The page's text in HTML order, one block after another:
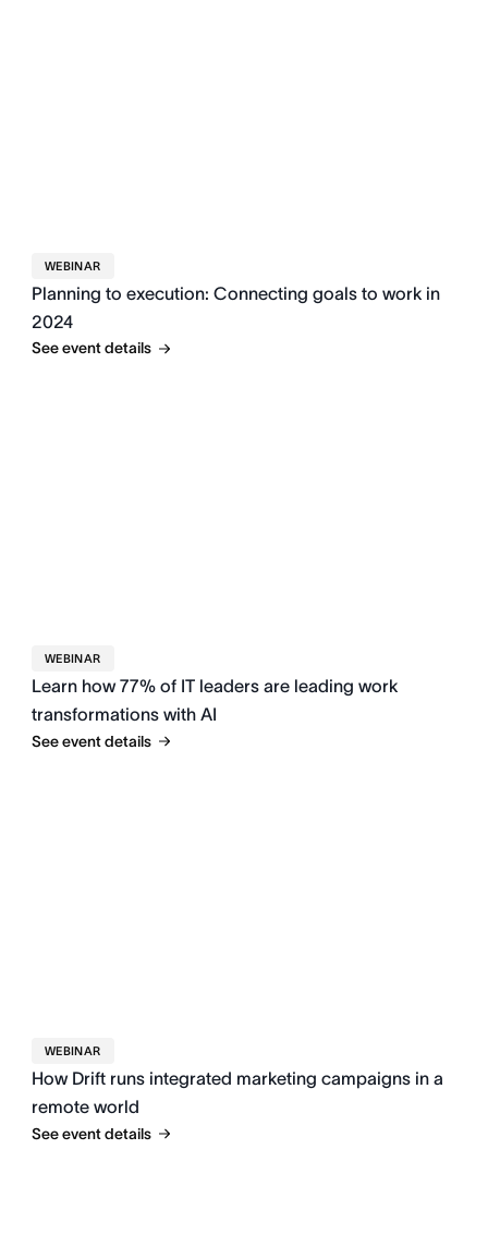
WEBINAR
Planning to execution: Connecting goals to work in
2024
See event details
WEBINAR
Learn how 77% of IT leaders are leading work
transformations with AI
See event details
WEBINAR
How Drift runs integrated marketing campaigns in a
remote world
See event details